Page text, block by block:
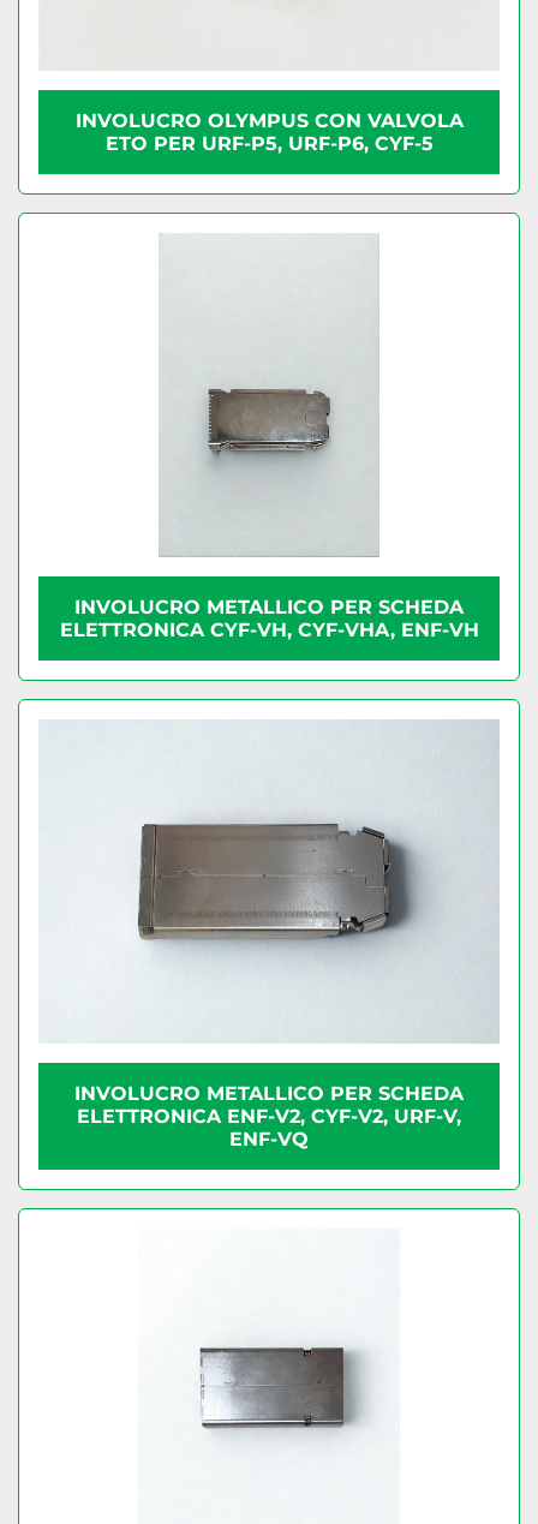
INVOLUCRO OLYMPUS CON VALVOLA
ETO PER URF-P5, URF-P6, CYF-5
INVOLUCRO METALLICO PER SCHEDA
ELETTRONICA CYF-VH, CYF-VHA, ENF-VH
INVOLUCRO METALLICO PER SCHEDA
ELETTRONICA ENF-V2, CYF-V2, URF-V,
ENF-VQ